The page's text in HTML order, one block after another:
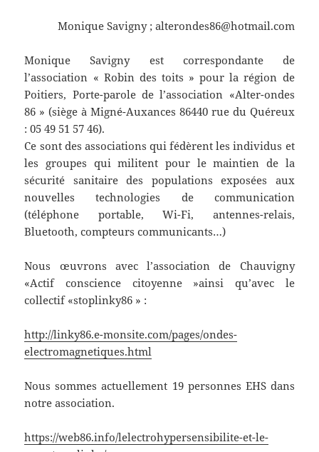
Monique Savigny ; alterondes86@hotmail.com
Monique Savigny est correspondante de
l’association « Robin des toits » pour la région de
Poitiers, Porte-parole de l’association «Alter-ondes
86 » (siège à Migné-Auxances 86440 rue du Quéreux
: 05 49 51 57 46).
Ce sont des associations qui fédèrent les individus et
les groupes qui militent pour le maintien de la
sécurité sanitaire des populations exposées aux
nouvelles technologies de communication
(téléphone portable, Wi-Fi, antennes-relais,
Bluetooth, compteurs communicants…)
Nous œuvrons avec l’association de Chauvigny
«Actif conscience citoyenne »ainsi qu’avec le
collectif «stoplinky86 » :
http://linky86.e-monsite.com/pages/ondes-
electromagnetiques.html
Nous sommes actuellement 19 personnes EHS dans
notre association.
https://web86.info/lelectrohypersensibilite-et-le-